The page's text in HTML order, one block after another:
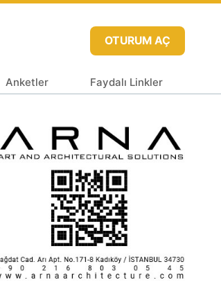
OTURUM AÇ
Anketler Faydalı Linkler